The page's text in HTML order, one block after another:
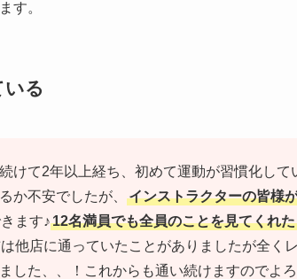
す。
る
けて2年以上経ち、初めて運動が習慣化して
か不安でしたが、
インストラクターの皆様
ます♪12名満員でも全員のことを見てくれ
は他店に通っていたことがありましたが全く
した、、！これからも通い続けますのでよ